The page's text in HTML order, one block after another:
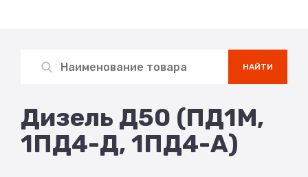
НАЙТИ
Дизель Д50 (ПД1М,
1ПД4-Д, 1ПД4-А)